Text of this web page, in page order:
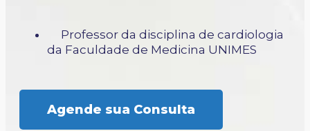
Professor da disciplina de cardiologia
da Faculdade de Medicina UNIMES
Agende sua Consulta